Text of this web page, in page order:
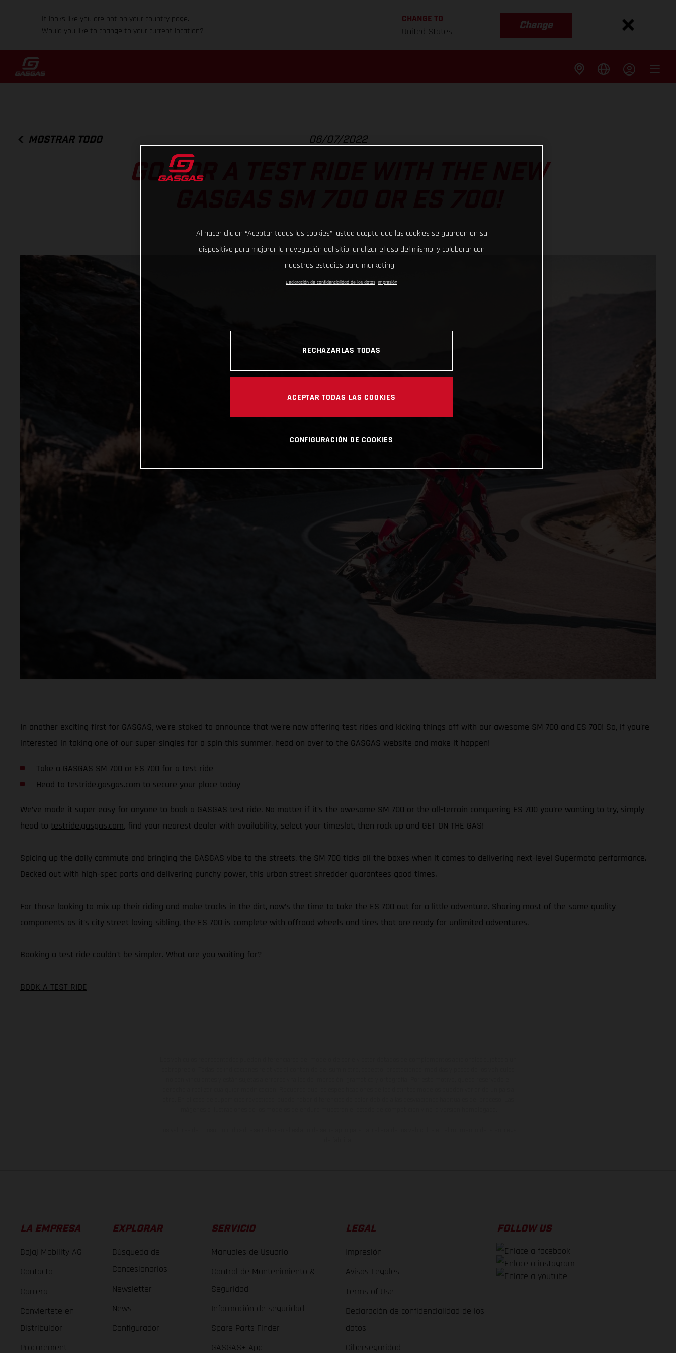
It looks like you are not on your country page.
Would you like to change to your current location?
CHANGE TO
United States
Change
MOSTRAR TODO 06/07/2022
GO FOR A TEST RIDE WITH THE NEW
In another exciting first for GASGAS, we’re stoked to announce that we’re now offering test rides and kicking things off with our awesome SM 700 and ES 700! So, if you’re
interested in taking one of our super-singles for a spin this summer, head on over to the GASGAS website and make it happen!
Take a GASGAS SM 700 or ES 700 for a test ride
Head to testride.gasgas.com to secure your place today
We’ve made it super easy for anyone to book a GASGAS test ride. No matter if it’s the awesome SM 700 or the all-terrain conquering ES 700 you’re wanting to try, simply
head to testride.gasgas.com, find your nearest dealer with availability, select your timeslot, then rock up and GET ON THE GAS!
Spicing up the daily commute and bringing the GASGAS vibe to the streets, the SM 700 ticks all the boxes when it comes to delivering next-level Supermoto performance.
Decked out with high-spec parts and delivering punchy power, this urban street shredder guarantees good times.
For those looking to mix up their riding and make tracks in the dirt, now’s the time to take the ES 700 out for a little adventure. Sharing most of the same quality
components as it’s city street loving sibling, the ES 700 is complete with offroad wheels and tires that are ready for unlimited adventures.
Booking a test ride couldn’t be simpler. What are you waiting for?
BOOK A TEST RIDE
LA EMPRESA
Bajaj Mobility AG
Contacto
Carrera
Conviertete en
Distribuidor
Procurement
EXPLORAR
Búsqueda de
Concesionarios
Newsletter
News
Configurador
SERVICIO
Manuales de Usuario
Control de Mantenimiento &
Seguridad
Información de seguridad
Spare Parts Finder
GASGAS+ App
LEGAL
Impresión
Avisos Legales
Terms of Use
Declaración de confidencialidad de los
datos
Ciberseguridad
FOLLOW US
Al hacer clic en “Aceptar todas las cookies”, usted acepta que las cookies se guarden en su
dispositivo para mejorar la navegación del sitio, analizar el uso del mismo, y colaborar con
nuestros estudios para marketing.
Declaración de confidencialidad de los datos Impresión
RECHAZARLAS TODAS
ACEPTAR TODAS LAS COOKIES
CONFIGURACIÓN DE COOKIES